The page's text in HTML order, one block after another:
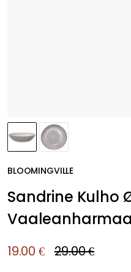
BLOOMINGVILLE
Sandrine Kulho
Vaaleanharmaa
19.00 € 29.00 €